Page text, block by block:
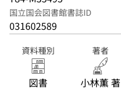
国立国会図書館書誌ID
031602589
資料種別
図書
著者
小林薫 著